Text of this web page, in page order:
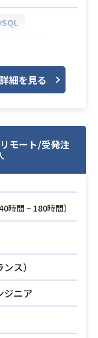
Services)
券会社向け社
業務を行って
発作業をして
るため、テス
なタスクに柔
ール
~結合テスト
テスト
合テスト/UAT
詳細を見る
モート/受発注
時間 ~ 180時間）
ス）
ジニア